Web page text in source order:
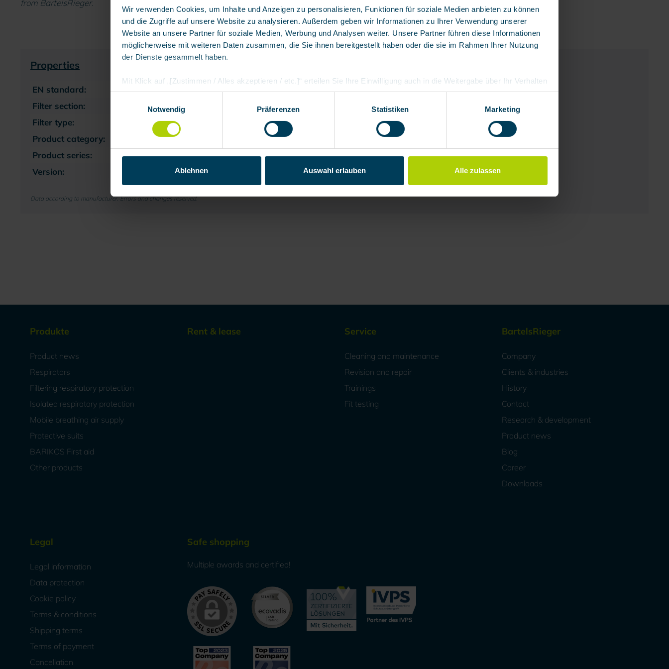
Wir verwenden Cookies, um Inhalte und Anzeigen zu personalisieren, Funktionen für soziale Medien anbieten zu können
und die Zugriffe auf unsere Website zu analysieren. Außerdem geben wir Informationen zu Ihrer Verwendung unserer
Website an unsere Partner für soziale Medien, Werbung und Analysen weiter. Unsere Partner führen diese Informationen
möglicherweise mit weiteren Daten zusammen, die Sie ihnen bereitgestellt haben oder die sie im Rahmen Ihrer Nutzung
der Dienste gesammelt haben.
Mit Klick auf „[Zustimmen / Alles akzeptieren / etc.]“ erteilen Sie Ihre Einwilligung auch in die Weitergabe über Ihr Verhalten
in unserem Shop an unseren Partner, die shopware AG (Ebbinghoff 10, 48624 Schöppingen, Deutschland), die diese
Daten Ihnen nicht persönlich zuordnen kann, sie aber zu eigenen Zwecken (z.B. Produktverbesserungen,
Notwendig
Präferenzen Statistiken Marketing
Ablehnen Auswahl erlauben Alle zulassen
from BartelsRieger.
Properties
EN standard:
EN 143:2000
Filter section:
P – Particles
Filter type:
Particle filter
Product category:
Respiratory filter
Product series:
Bayonet filters
Version:
Data according to manufacturer. Errors and changes reserved.
Produkte
Product news
Respirators
Filtering respiratory protection
Isolated respiratory protection
Mobile breathing air supply
Protective suits
BARIKOS First aid
Other products
Rent & lease Service
Cleaning and maintenance
Revision and repair
Trainings
Fit testing
BartelsRieger
Company
Clients & industries
History
Contact
Research & development
Product news
Blog
Career
Downloads
Legal
Legal information
Data protection
Cookie policy
Terms & conditions
Shipping terms
Terms of payment
Cancellation
Safe shopping
Multiple awards and certified!